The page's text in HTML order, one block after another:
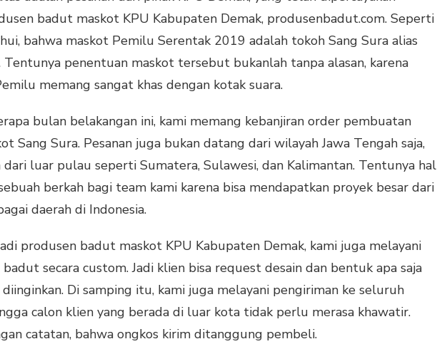
badut maskot KPU Kabupaten Demak, produsenbadut.com. Seperti
bahwa maskot Pemilu Serentak 2019 adalah tokoh Sang Sura alias
Tentunya penentuan maskot tersebut bukanlah tanpa alasan, karena
memang sangat khas dengan kotak suara.
bulan belakangan ini, kami memang kebanjiran order pembuatan
Sang Sura. Pesanan juga bukan datang dari wilayah Jawa Tengah saja,
dari luar pulau seperti Sumatera, Sulawesi, dan Kalimantan. Tentunya hal
berkah bagi team kami karena bisa mendapatkan proyek besar dari
daerah di Indonesia.
produsen badut maskot KPU Kabupaten Demak, kami juga melayani
secara custom. Jadi klien bisa request desain dan bentuk apa saja
diinginkan. Di samping itu, kami juga melayani pengiriman ke seluruh
calon klien yang berada di luar kota tidak perlu merasa khawatir.
catatan, bahwa ongkos kirim ditanggung pembeli.